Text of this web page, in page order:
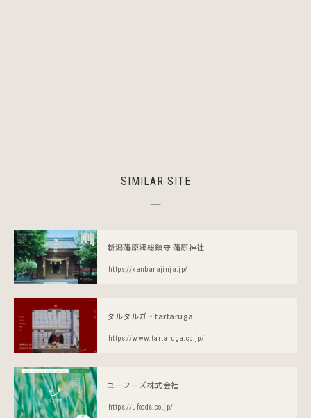
SIMILAR SITE
新潟蒲原郷総鎮守 蒲原神社
https://kanbarajinja.jp/
タルタルガ・tartaruga
https://www.tartaruga.co.jp/
ユーフーズ株式会社
https://ufoods.co.jp/